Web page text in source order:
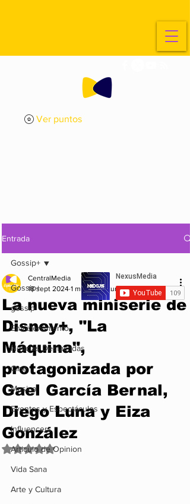
Ver puntos
Entrada
Gossip+
gossip
Entretenimiento
Noticias Destacadas
Cine
Musica
Eventos y Espectáculos
Influencers
Articulo de Opinion
Vida Sana
Arte y Cultura
Gossip+
La nueva miniserie de
Disney+, "La
Máquina",
protagonizada por
Gael García Bernal,
Diego Luna y Eiza
González
CentralMedia
18 sept 2024 1 min de lectura
Obtuvo NaN de 5 estrellas.